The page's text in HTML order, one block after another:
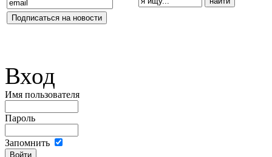
Вход
Имя пользователя
Пароль
Запомнить